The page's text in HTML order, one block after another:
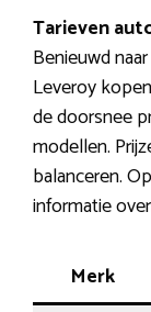
Tarieven
Benieuwd
Leveroy
de doorsnee
modellen.
balanceren.
informatie
Merk